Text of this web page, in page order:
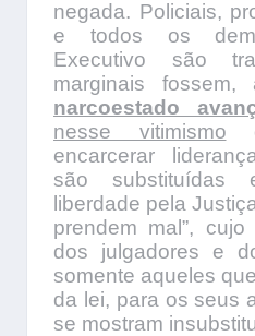
negada. Policiais,
e todos os
Executivo são
marginais
narcoestado
nesse vitimismo
encarcerar
são substituídas
liberdade pela
prendem mal”,
dos julgadores e
somente aqueles
da lei, para os seus
se mostram